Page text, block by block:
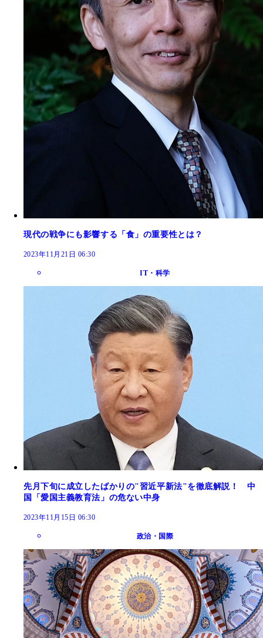
現代の戦争にも影響する「食」の重要性とは？
2023年11月21日 06:30
IT・科学
先月下旬に成立したばかりの"習近平新法"を徹底解説！ 中
国「愛国主義教育法」の危ない中身
2023年11月15日 06:30
政治・国際